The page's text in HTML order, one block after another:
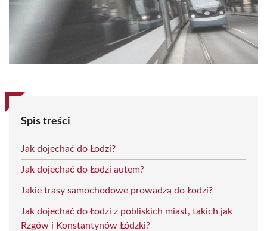
Spis treści
Jak dojechać do Łodzi?
Jak dojechać do Łodzi autem?
Jakie trasy samochodowe prowadzą do Łodzi?
Jak dojechać do Łodzi z pobliskich miast, takich jak
Rzgów i Konstantynów Łódzki?